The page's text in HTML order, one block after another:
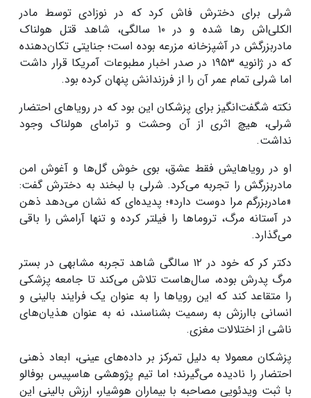
شرلی برای دخترش فاش کرد که در نوزادی توسط مادر
الکلی‌اش رها شده و در ۱۰ سالگی، شاهد قتل هولناک
مادربزرگش در آشپزخانه مزرعه بوده است؛ جنایتی تکان‌دهنده
که در ژانویه ۱۹۵۳ در صدر اخبار مطبوعات آمریکا قرار داشت
اما شرلی تمام عمر آن را از فرزندانش پنهان کرده بود.
نکته شگفت‌انگیز برای پزشکان این بود که در رویاهای احتضار
شرلی، هیچ اثری از آن وحشت و ترامای هولناک وجود
نداشت.
او در رویاهایش فقط عشق، بوی خوش گل‌ها و آغوش امن
مادربزرگش را تجربه می‌کرد. شرلی با لبخند به دخترش گفت:
«مادربزرگم مرا دوست دارد»؛ پدیده‌ای که نشان می‌دهد ذهن
در آستانه مرگ، تروماها را فیلتر کرده و تنها آرامش را باقی
می‌گذارد.
دکتر کر که خود در ۱۲ سالگی شاهد تجربه مشابهی در بستر
مرگ پدرش بوده، سال‌هاست تلاش می‌کند تا جامعه پزشکی
را متقاعد کند که این رویاها را به عنوان یک فرایند بالینی و
انسانی باارزش به رسمیت بشناسند، نه به عنوان هذیان‌های
ناشی از اختلالات مغزی.
پزشکان معمولا به دلیل تمرکز بر داده‌های عینی، ابعاد ذهنی
احتضار را نادیده می‌گیرند؛ اما تیم پژوهشی هاسپیس بوفالو
با ثبت ویدئویی مصاحبه با بیماران هوشیار، ارزش بالینی این